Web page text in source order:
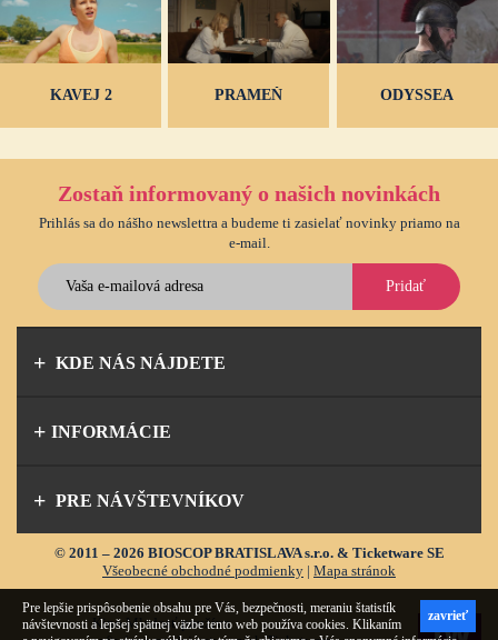
KAVEJ 2 PRAMEŇ ODYSSEA
Zostaň informovaný o našich novinkách
Prihlás sa do nášho newslettra a budeme ti zasielať novinky priamo na
e-mail.
Pridať
KDE NÁS NÁJDETE
INFORMÁCIE
PRE NÁVŠTEVNÍKOV
© 2011 – 2026 BIOSCOP BRATISLAVA s.r.o. & Ticketware SE
Všeobecné obchodné podmienky | Mapa stránok
Kino Mladosť používa
zavrieť
Pre lepšie prispôsobenie obsahu pre Vás, bezpečnosti, meraniu štatistík
návštevnosti a lepšej spätnej väzbe tento web používa cookies. Klikaním